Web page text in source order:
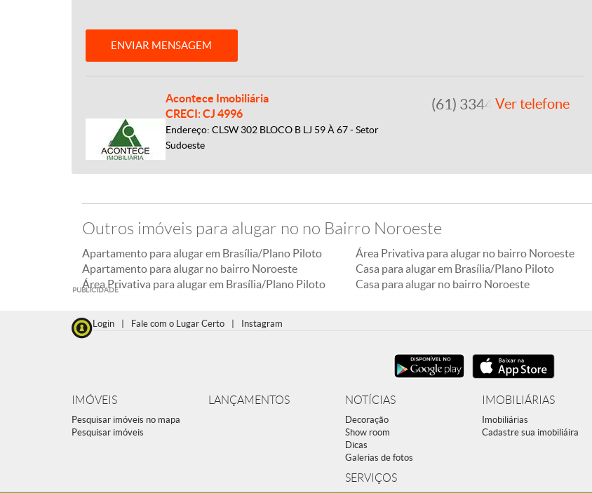
ENVIAR MENSAGEM
Acontece Imobiliária
CRECI: CJ 4996
Endereço: CLSW 302 BLOCO B LJ 59 À 67 - Setor
Sudoeste
(61) 3344-4112Ver telefone
Outros imóveis para alugar no no Bairro Noroeste
Apartamento para alugar em Brasília/Plano Piloto
Apartamento para alugar no bairro Noroeste
Área Privativa para alugar em Brasília/Plano Piloto
Área Privativa para alugar no bairro Noroeste
Casa para alugar em Brasília/Plano Piloto
Casa para alugar no bairro Noroeste
PUBLICIDADE
Login Fale com o Lugar Certo Instagram
IMÓVEIS
Pesquisar imóveis no mapa
Pesquisar imóveis
LANÇAMENTOS NOTÍCIAS
Decoração
Show room
Dicas
Galerias de fotos
SERVIÇOS
IMOBILIÁRIAS
Imobiliárias
Cadastre sua imobiliáira